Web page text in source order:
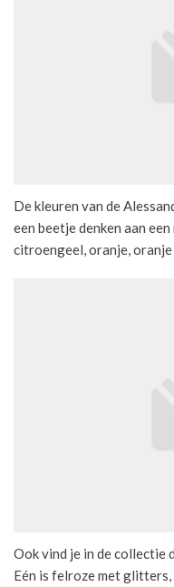
De kleuren van de
een beetje denken aan
citroengeel, oranje,
Ook vind je in de collectie
Eén is felroze met